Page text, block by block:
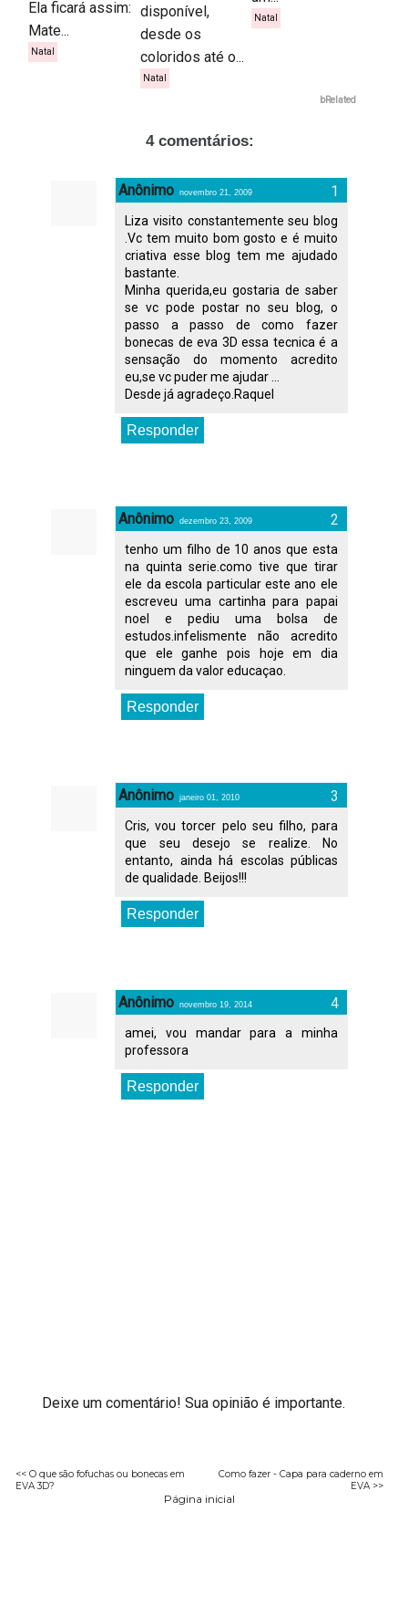
Ela ficará assim:
Mate...
Natal
disponível,
desde os
coloridos até o...
Natal
Natal
bRelated
4 comentários:
Anônimo novembro 21, 2009
Liza visito constantemente seu blog
.Vc tem muito bom gosto e é muito
criativa esse blog tem me ajudado
bastante.
Minha querida,eu gostaria de saber
se vc pode postar no seu blog, o
passo a passo de como fazer
bonecas de eva 3D essa tecnica é a
sensação do momento acredito
eu,se vc puder me ajudar ...
Desde já agradeço.Raquel
Responder
Anônimo dezembro 23, 2009
tenho um filho de 10 anos que esta
na quinta serie.como tive que tirar
ele da escola particular este ano ele
escreveu uma cartinha para papai
noel e pediu uma bolsa de
estudos.infelismente não acredito
que ele ganhe pois hoje em dia
ninguem da valor educaçao.
Responder
Anônimo janeiro 01, 2010
Cris, vou torcer pelo seu filho, para
que seu desejo se realize. No
entanto, ainda há escolas públicas
de qualidade. Beijos!!!
Responder
Anônimo novembro 19, 2014
amei, vou mandar para a minha
professora
Responder
Deixe um comentário! Sua opinião é importante.
<< O que são fofuchas ou bonecas em
EVA 3D?
Como fazer - Capa para caderno em
EVA >>
Página inicial